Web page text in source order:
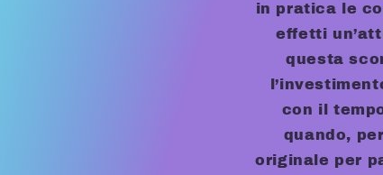
in pratica le
effetti
questa
con il
quando,
originale per